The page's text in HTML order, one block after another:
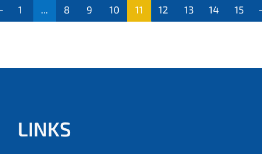
1 ... 8 9 10
11
12 13 14 15
LINKS